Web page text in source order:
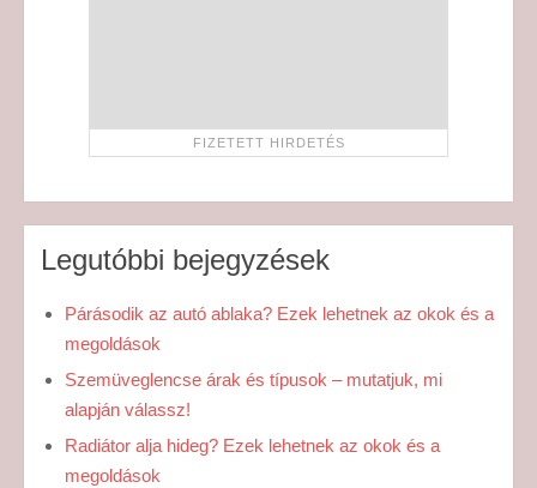
Legutóbbi bejegyzések
Párásodik az autó ablaka? Ezek lehetnek az okok és a
megoldások
Szemüveglencse árak és típusok – mutatjuk, mi
alapján válassz!
Radiátor alja hideg? Ezek lehetnek az okok és a
megoldások